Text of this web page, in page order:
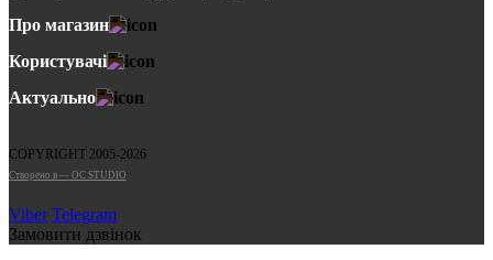
Про магазин
Користувачі
Актуально
COPYRIGHT 2005-2026
Cтворено в — OC STUDIO
Viber Telegram
Замовити дзвінок